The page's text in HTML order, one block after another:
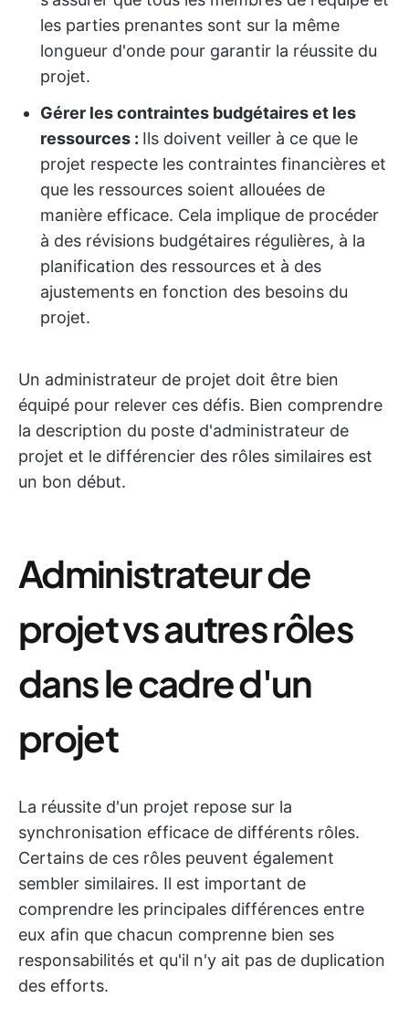
les parties prenantes sont sur la même
longueur d'onde pour garantir la réussite du
projet.
Gérer les contraintes budgétaires et les
ressources : Ils doivent veiller à ce que le
projet respecte les contraintes financières et
que les ressources soient allouées de
manière efficace. Cela implique de procéder
à des révisions budgétaires régulières, à la
planification des ressources et à des
ajustements en fonction des besoins du
projet.
Un administrateur de projet doit être bien
équipé pour relever ces défis. Bien comprendre
la description du poste d'administrateur de
projet et le différencier des rôles similaires est
un bon début.
Administrateur de
projet vs autres rôles
dans le cadre d'un
projet
La réussite d'un projet repose sur la
synchronisation efficace de différents rôles.
Certains de ces rôles peuvent également
sembler similaires. Il est important de
comprendre les principales différences entre
eux afin que chacun comprenne bien ses
responsabilités et qu'il n'y ait pas de duplication
des efforts.